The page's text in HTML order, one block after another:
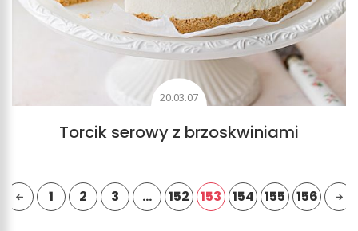
20.03.07
Torcik serowy z brzoskwiniami
1 2 3 … 152 153 154 155 156